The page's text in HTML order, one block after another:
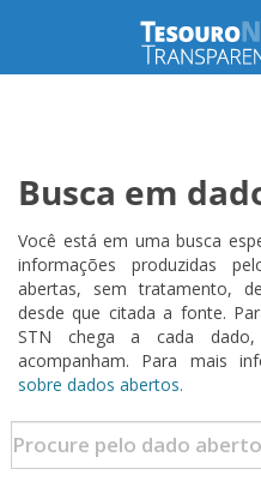
Busca em
Você está em uma busca
informações produzidas
abertas, sem tratamento,
desde que citada a fonte.
STN chega a cada
acompanham. Para mais
sobre dados abertos.